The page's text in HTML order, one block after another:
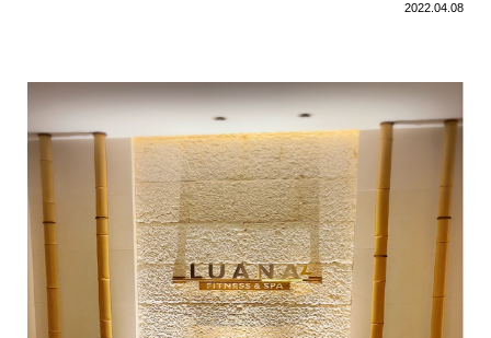
2022.04.08